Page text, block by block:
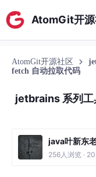
AtomGit开
AtomGit开源社区
fetch 自动拉取代码
jetbrains 系列
java叶新东
256人浏览 ·